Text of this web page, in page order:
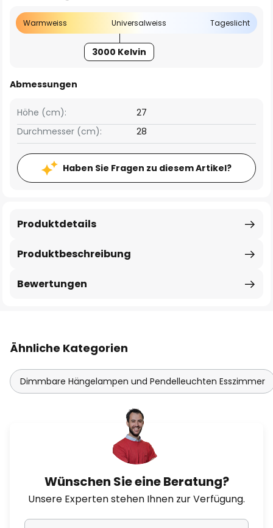
Warmweiss Universalweiss Tageslicht
3000 Kelvin
Abmessungen
Höhe (cm):
27
Durchmesser (cm):
28
Haben Sie Fragen zu diesem Artikel?
Produktbeschreibung
Produktdetails
Bewertungen
Ähnliche Kategorien
Dimmbare Hängelampen und Pendelleuchten Esszimmer
Wünschen Sie eine Beratung?
Unsere Experten stehen Ihnen zur Verfügung.